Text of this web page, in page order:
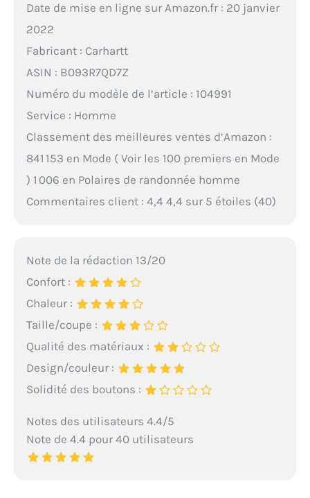
Date de mise en ligne sur Amazon.fr : 20 janvier
2022
Fabricant : Carhartt
ASIN : B093R7QD7Z
Numéro du modèle de l’article : 104991
Service : Homme
Classement des meilleures ventes d’Amazon :
841 153 en Mode ( Voir les 100 premiers en Mode
) 1 006 en Polaires de randonnée homme
Commentaires client : 4,4 4,4 sur 5 étoiles (40)
Note de la rédaction 13/20
Confort :
Chaleur :
Taille/coupe :
Qualité des matériaux :
Design/couleur :
Solidité des boutons :
Notes des utilisateurs 4.4/5
Note de 4.4 pour 40 utilisateurs